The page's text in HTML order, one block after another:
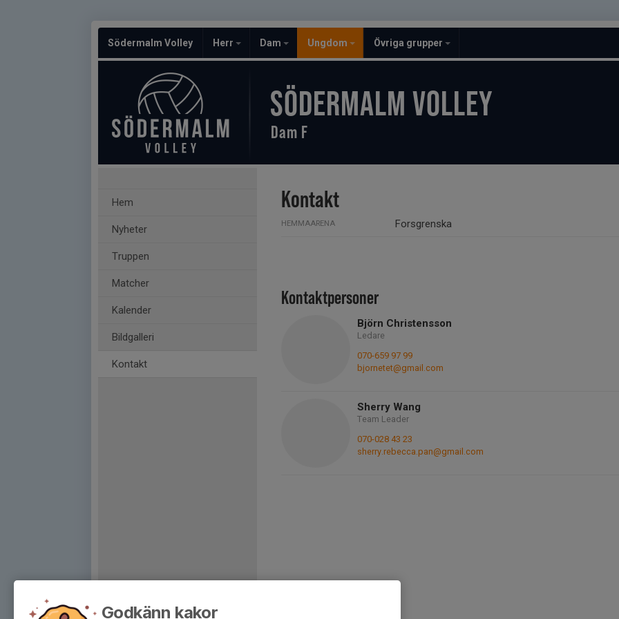
Södermalm Volley Herr Dam Ungdom Övriga grupper
SÖDERMALM VOLLEY
Dam F
Hem
Nyheter
Truppen
Matcher
Kalender
Bildgalleri
Kontakt
Kontakt
HEMMAARENA Forsgrenska
Kontaktpersoner
Björn Christensson
Ledare
070-659 97 99
bjornetet@gmail.com
Sherry Wang
Team Leader
070-028 43 23
sherry.rebecca.pan@gmail.com
Godkänn kakor